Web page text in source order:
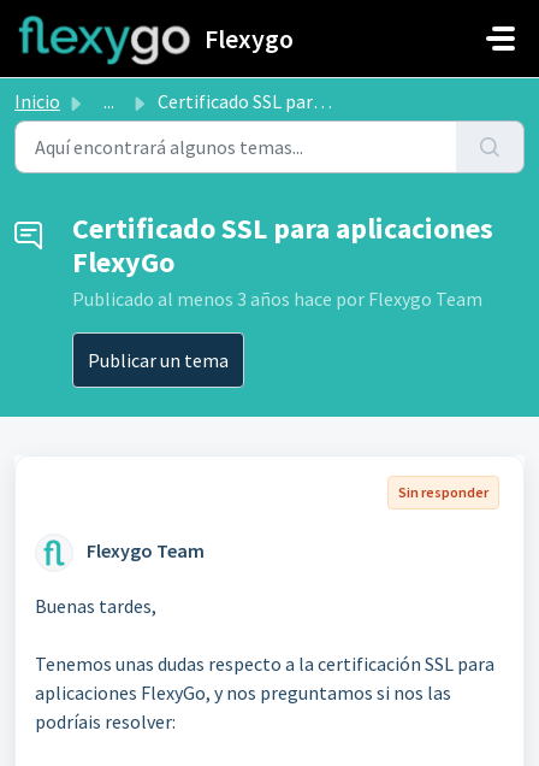
Saltar al contenido principal
Flexygo
Inicio ... Certificado SSL para aplicaciones FlexyGo
Certificado SSL para aplicaciones
FlexyGo
Publicado al menos 3 años hace por Flexygo Team
Publicar un tema
Sin responder
Flexygo Team
Buenas tardes,
Tenemos unas dudas respecto a la certificación SSL para
aplicaciones FlexyGo, y nos preguntamos si nos las
podríais resolver: